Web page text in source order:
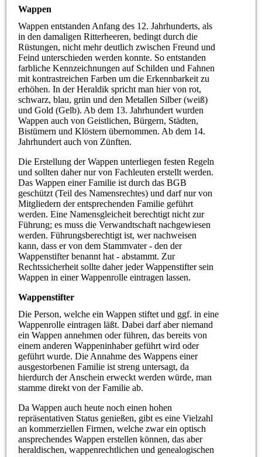
Wappen
Wappen entstanden Anfang des 12. Jahrhunderts, als
in den damaligen Ritterheeren, bedingt durch die
Rüstungen, nicht mehr deutlich zwischen Freund und
Feind unterschieden werden konnte. So entstanden
farbliche Kennzeichnungen auf Schilden und Fahnen
mit kontrastreichen Farben um die Erkennbarkeit zu
erhöhen. In der Heraldik spricht man hier von rot,
schwarz, blau, grün und den Metallen Silber (weiß)
und Gold (Gelb). Ab dem 13. Jahrhundert wurden
Wappen auch von Geistlichen, Bürgern, Städten,
Bistümern und Klöstern übernommen. Ab dem 14.
Jahrhundert auch von Zünften.
Die Erstellung der Wappen unterliegen festen Regeln
und sollten daher nur von Fachleuten erstellt werden.
Das Wappen einer Familie ist durch das BGB
geschützt (Teil des Namensrechtes) und darf nur von
Mitgliedern der entsprechenden Familie geführt
werden. Eine Namensgleicheit berechtigt nicht zur
Führung; es muss die Verwandtschaft nachgewiesen
werden. Führungsberechtigt ist, wer nachweisen
kann, dass er von dem Stammvater - den der
Wappenstifter benannt hat - abstammt. Zur
Rechtssicherheit sollte daher jeder Wappenstifter sein
Wappen in einer Wappenrolle eintragen lassen.
Wappenstifter
Die Person, welche ein Wappen stiftet und ggf. in eine
Wappenrolle eintragen läßt. Dabei darf aber niemand
ein Wappen annehmen oder führen, das bereits von
einem anderen Wappeninhaber geführt wird oder
geführt wurde. Die Annahme des Wappens einer
ausgestorbenen Familie ist streng untersagt, da
hierdurch der Anschein erweckt werden würde, man
stamme direkt von der Familie ab.
Da Wappen auch heute noch einen hohen
repräsentativen Status genießen, gibt es eine Vielzahl
an kommerziellen Firmen, welche zwar ein optisch
ansprechendes Wappen erstellen können, das aber
heraldischen, wappenrechtlichen und genealogischen